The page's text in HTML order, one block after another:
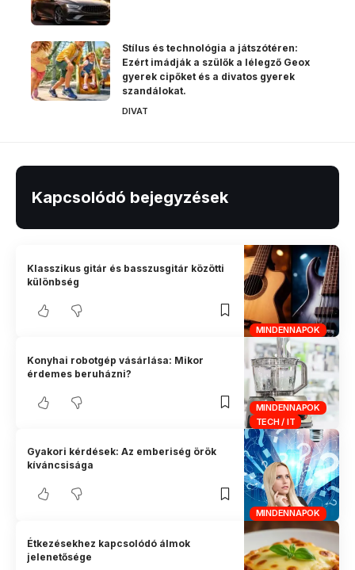
Stílus és technológia a játszótéren:
Ezért imádják a szülők a lélegző Geox
gyerek cipőket és a divatos gyerek
szandálokat.
DIVAT
Kapcsolódó bejegyzések
MINDENNAPOK
Klasszikus gitár és basszusgitár közötti
különbség
MINDENNAPOK
TECH / IT
Konyhai robotgép vásárlása: Mikor
érdemes beruházni?
MINDENNAPOK
Gyakori kérdések: Az emberiség örök
kíváncsisága
Étkezésekhez kapcsolódó álmok
jelenetősége